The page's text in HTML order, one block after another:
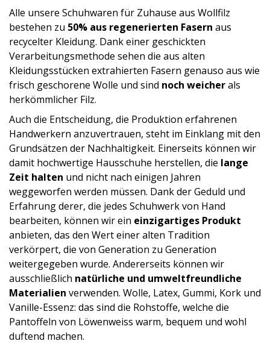
Alle unsere Schuhwaren für Zuhause aus Wollfilz
bestehen zu 50% aus regenerierten Fasern aus
recycelter Kleidung. Dank einer geschickten
Verarbeitungsmethode sehen die aus alten
Kleidungsstücken extrahierten Fasern genauso aus wie
frisch geschorene Wolle und sind noch weicherals
herkömmlicher Filz.
Auch die Entscheidung, die Produktion erfahrenen
Handwerkern anzuvertrauen, steht im Einklang mit den
Grundsätzen der Nachhaltigkeit. Einerseits können wir
damit hochwertige Hausschuhe herstellen, die lange
Zeit halten und nicht nach einigen Jahren
weggeworfen werden müssen. Dank der Geduld und
Erfahrung derer, die jedes Schuhwerk von Hand
bearbeiten, können wir ein einzigartiges Produkt
anbieten, das den Wert einer alten Tradition
verkörpert, die von Generation zu Generation
weitergegeben wurde. Andererseits können wir
ausschließlich natürliche und umweltfreundliche
Materialien verwenden. Wolle, Latex, Gummi, Kork und
Vanille-Essenz: das sind die Rohstoffe, welche die
Pantoffeln von Löwenweiss warm, bequem und wohl
duftend machen.